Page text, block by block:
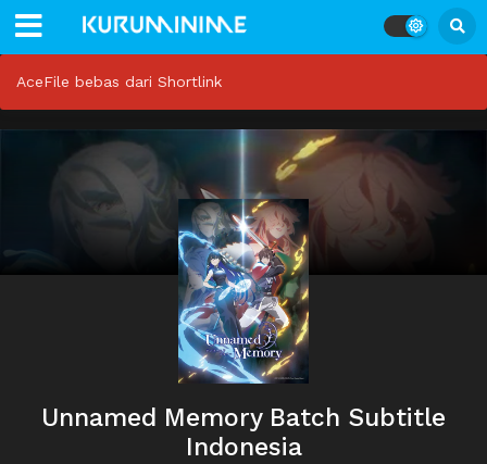
AceFile bebas dari Shortlink
Unnamed Memory Batch Subtitle
Indonesia